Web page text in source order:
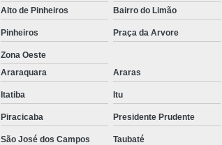
Alto de Pinheiros Bairro do Limão
Pinheiros Praça da Arvore
Zona Oeste
Araraquara Araras
Itatiba Itu
Piracicaba Presidente Prudente
São José dos Campos Taubaté